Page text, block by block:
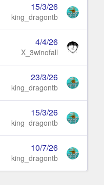
15/3/26
king_dragontb
4/4/26
X_3winofall
23/3/26
king_dragontb
15/3/26
king_dragontb
10/7/26
king_dragontb